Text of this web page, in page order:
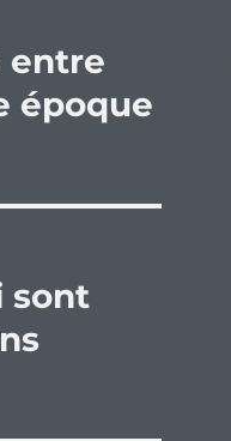
entre
époque
sont